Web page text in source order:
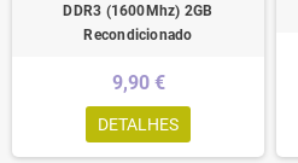
DDR3 (1600Mhz) 2GB
Recondicionado
9,90 €
DETALHES